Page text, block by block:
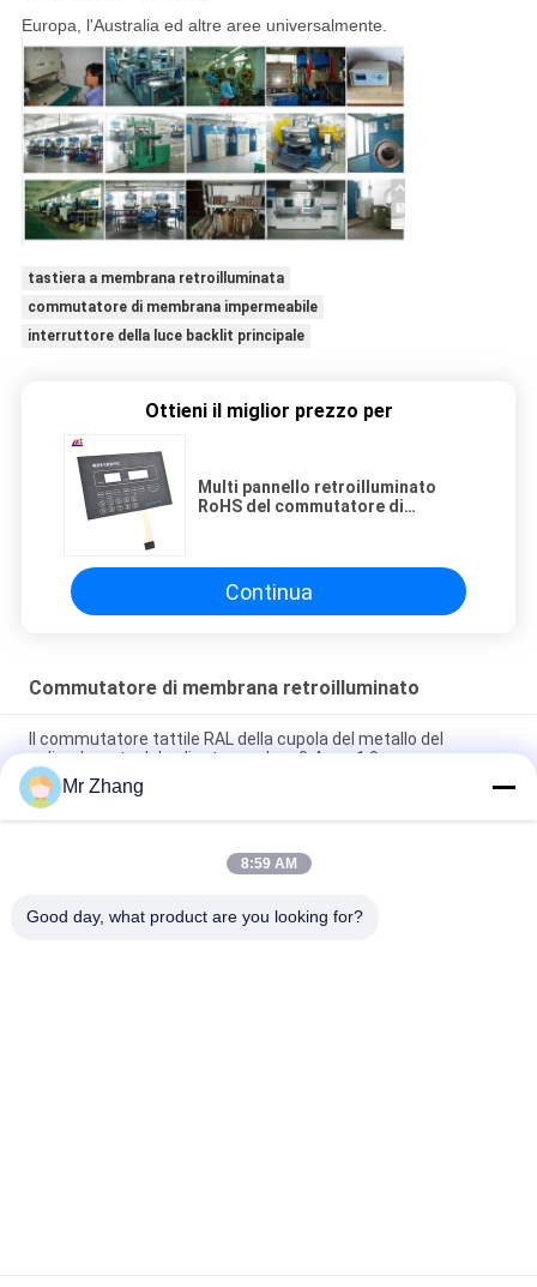
Europa, l'Australia ed altre aree universalmente.
tastiera a membrana retroilluminata
commutatore di membrana impermeabile
interruttore della luce backlit principale
Ottieni il miglior prezzo per
Multi pannello retroilluminato
RoHS del commutatore di
DOMESTICO del PC
Continua
Commutatore di membrana retroilluminato
Il commutatore tattile RAL della cupola del metallo del
policarbonato del poliestere colora 0.4mm 1.0mm
L'acciaio inossidabile copre con una cupola 24V impresso
tastiera a membrana retroilluminata
Commutatore retroilluminato impermeabile del pannello della
Mr Zhang
8:59 AM
Good day, what product are you looking for?